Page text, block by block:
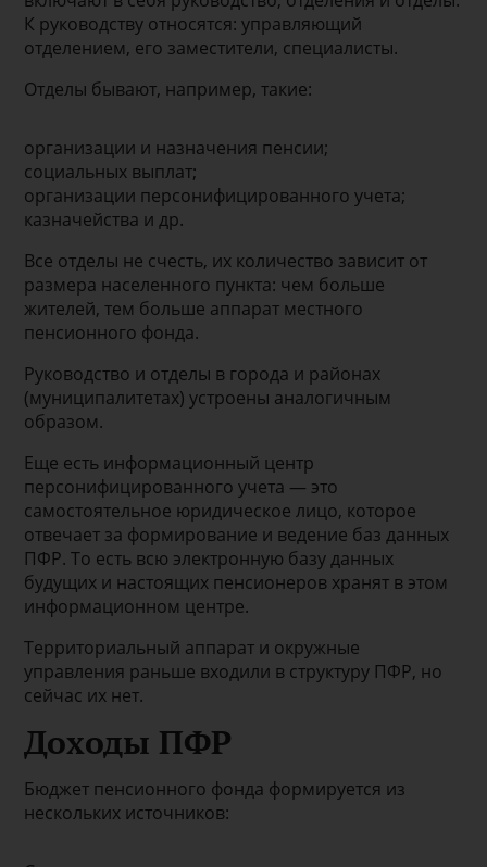
К руководству относятся: управляющий
отделением, его заместители, специалисты.
Отделы бывают, например, такие:
организации и назначения пенсии;
социальных выплат;
организации персонифицированного учета;
казначейства и др.
Все отделы не счесть, их количество зависит от
размера населенного пункта: чем больше
жителей, тем больше аппарат местного
пенсионного фонда.
Руководство и отделы в города и районах
(муниципалитетах) устроены аналогичным
образом.
Еще есть информационный центр
персонифицированного учета — это
самостоятельное юридическое лицо, которое
отвечает за формирование и ведение баз данных
ПФР. То есть всю электронную базу данных
будущих и настоящих пенсионеров хранят в этом
информационном центре.
Территориальный аппарат и окружные
управления раньше входили в структуру ПФР, но
сейчас их нет.
Доходы ПФР
Бюджет пенсионного фонда формируется из
нескольких источников: